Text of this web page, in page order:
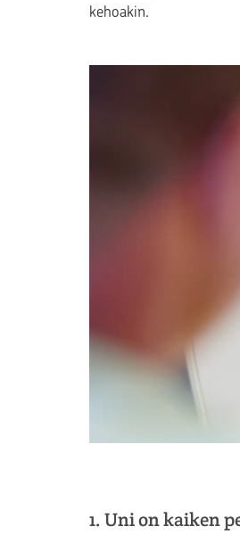
kehoakin.
1. Uni on kaiken